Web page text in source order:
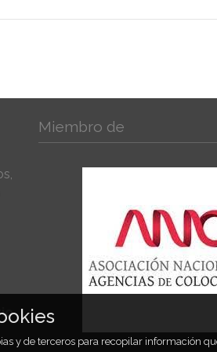
Miembro de
y de terceros para recopilar información